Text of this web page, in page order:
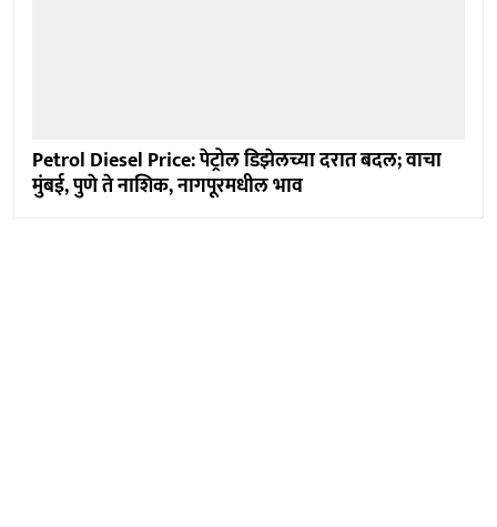
Petrol Diesel Price: पेट्रोल डिझेलच्या दरात बदल; वाचा
मुंबई, पुणे ते नाशिक, नागपूरमधील भाव